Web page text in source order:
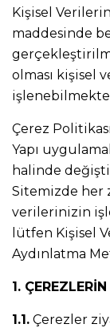
Kişisel
maddesinde
olması kişisel
Çerez
Yapı
halinde
Sitemizde her
verilerinizin
lütfen Kişisel
Aydınlatma
1.
1.1. Çerezler